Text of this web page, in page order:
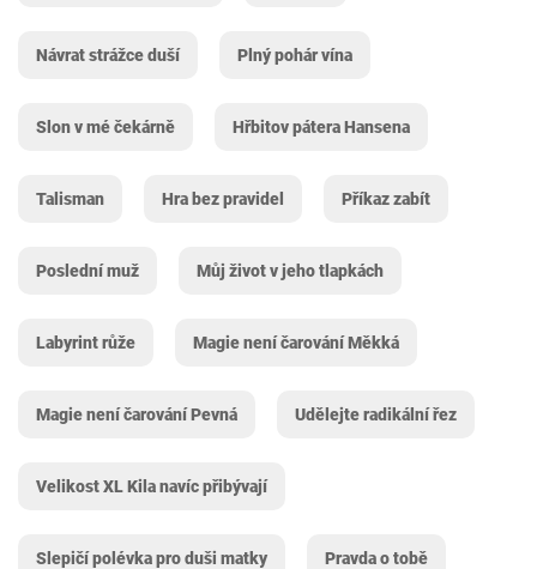
Návrat strážce duší Plný pohár vína
Slon v mé čekárně Hřbitov pátera Hansena
Talisman Hra bez pravidel Příkaz zabít
Poslední muž Můj život v jeho tlapkách
Labyrint růže Magie není čarování Měkká
Magie není čarování Pevná Udělejte radikální řez
Velikost XL Kila navíc přibývají
Slepičí polévka pro duši matky Pravda o tobě